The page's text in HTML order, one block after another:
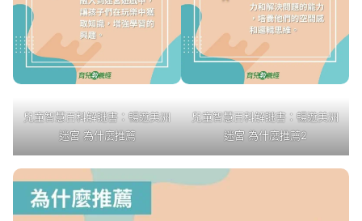
兒童智慧百科解謎書：暢遊美洲
迷宮 為什麼推薦
兒童智慧百科解謎書：暢遊美洲
迷宮 為什麼推薦2